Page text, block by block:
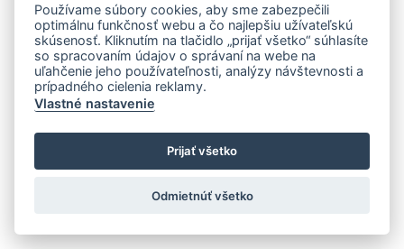
Používame súbory cookies, aby sme zabezpečili
optimálnu funkčnosť webu a čo najlepšiu užívateľskú
skúsenosť. Kliknutím na tlačidlo „prijať všetko“ súhlasíte
so spracovaním údajov o správaní na webe na
uľahčenie jeho používateľnosti, analýzy návštevnosti a
prípadného cielenia reklamy.
Vlastné nastavenie
Prijať všetko
Odmietnúť všetko